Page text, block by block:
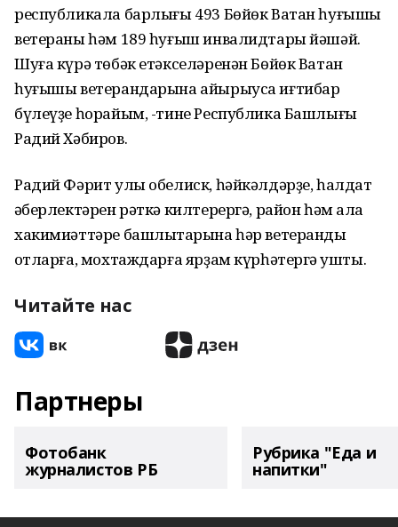
республикала барлығы 493 Бөйөк Ватан һуғышы
ветераны һәм 189 һуғыш инвалидтары йәшәй.
Шуға күрә төбәк етәкселәренән Бөйөк Ватан
һуғышы ветерандарына айырыуса иғтибар
бүлеүҙе һорайым, -тине Республика Башлығы
Радий Хәбиров.
Радий Фәрит улы обелиск, һәйкәлдәрҙе, һалдат
ҡәберлектәрен рәткә килтерергә, район һәм ҡала
хакимиәттәре башлыҡтарына һәр ветеранды
ҡотларға, мохтаждарға ярҙам күрһәтергә ҡушты.
Читайте нас
Партнеры
Фотобанк
журналистов РБ
Рубрика "Еда и
напитки"